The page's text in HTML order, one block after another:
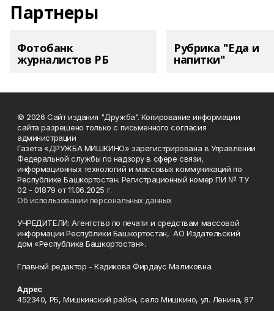
Партнеры
Фотобанк
журналистов РБ
Рубрика "Еда и
напитки"
© 2026 Сайт издания "Дружба". Копирование информации
сайта разрешено только с письменного согласия
администрации
Газета «ДРУЖБА МИШКИНО» зарегистрирована в Управлении
Федеральной службы по надзору в сфере связи,
информационных технологий и массовых коммуникаций по
Республике Башкортостан. Регистрационный номер ПИ № ТУ
02 - 01879 от 11.06.2025 г.
Об использовании персональных данных
УЧРЕДИТЕЛИ: Агентство по печати и средствам массовой
информации Республики Башкортостан, АО Издательский
дом «Республика Башкортостан».
Главный редактор - Кадикова Фирдаус Маликовна.
Адрес
452340, РБ, Мишкинский район, село Мишкино, ул. Ленина, 87